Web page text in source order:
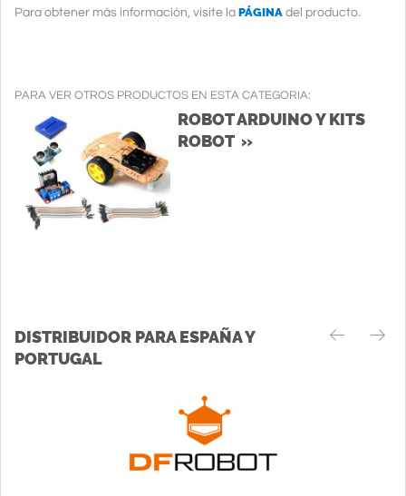
Para obtener más información, visite la PÁGINA del producto.
PARA VER OTROS PRODUCTOS EN ESTA CATEGORIA:
ROBOT ARDUINO Y KITS
ROBOT »
DISTRIBUIDOR PARA ESPAÑA Y
PORTUGAL